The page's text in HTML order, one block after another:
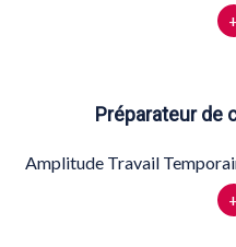
Préparateur de
Amplitude Travail